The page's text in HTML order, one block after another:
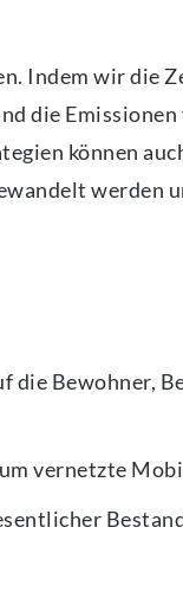
Indem wir die
die
können
werden
die Bewohner,
vernetzte